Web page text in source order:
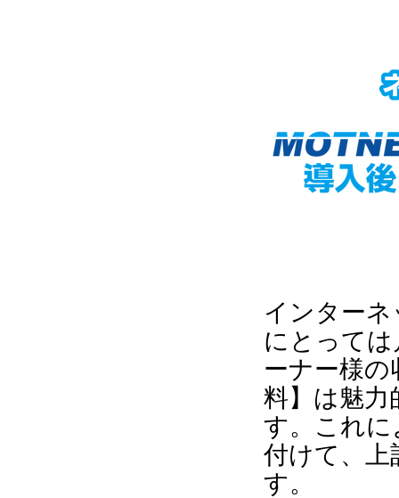
インター
にとって
ーナー様
料】は魅力
す。これに
付けて、上
す。